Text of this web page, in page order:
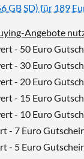
GB SD) für 189
Angebote
- 50 Euro
- 30 Euro
- 20 Euro
- 15 Euro
- 10 Euro
- 7 Euro
- 5 Euro